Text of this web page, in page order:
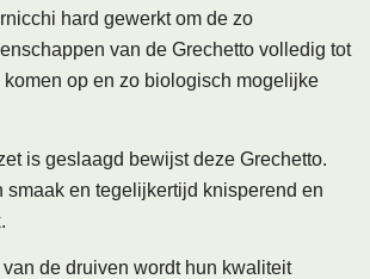
hard gewerkt om de zo
van de Grechetto volledig tot
komen op en zo biologisch mogelijke
is geslaagd bewijst deze Grechetto.
smaak en tegelijkertijd knisperend en
de druiven wordt hun kwaliteit